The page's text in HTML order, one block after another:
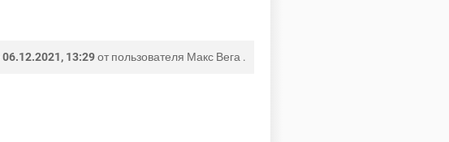
06.12.2021, 13:29от пользователя Макс Вега .